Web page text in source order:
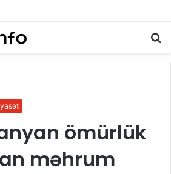
ömürlük
məhrum